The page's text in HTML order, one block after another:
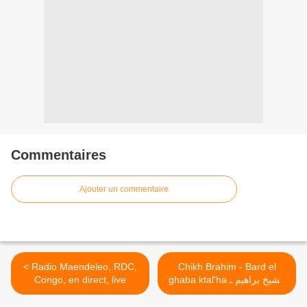
Commentaires
Ajouter un commentaire
< Radio Maendeleo, RDC,
Congo, en direct, live
Chikh Brahim - Bard el
ghaba ktal'ha الشيخ براهيم ـ
كتلها برد الغابة >